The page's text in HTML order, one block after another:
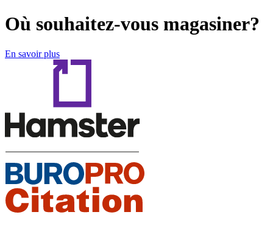
Où souhaitez-vous magasiner?
En savoir plus